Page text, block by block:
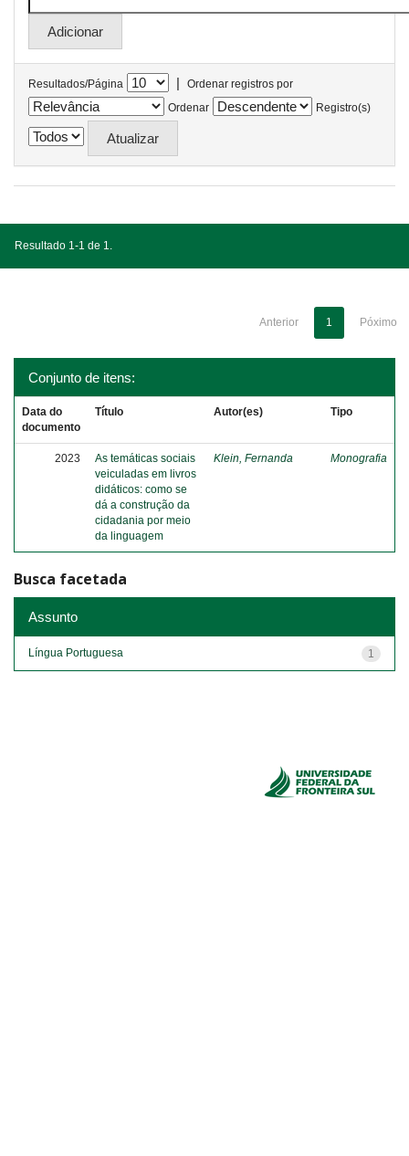
Resultados/Página |
Ordenar registros por
Ordenar
Registro(s)
Resultado 1-1 de 1.
Anterior 1 Póximo
Conjunto de itens:
Data do
documento
Título Autor(es) Tipo
2023
As temáticas sociais
veiculadas em livros
didáticos: como se
dá a construção da
cidadania por meio
da linguagem
Klein, Fernanda Monografia
Busca facetada
Assunto
1
Língua Portuguesa